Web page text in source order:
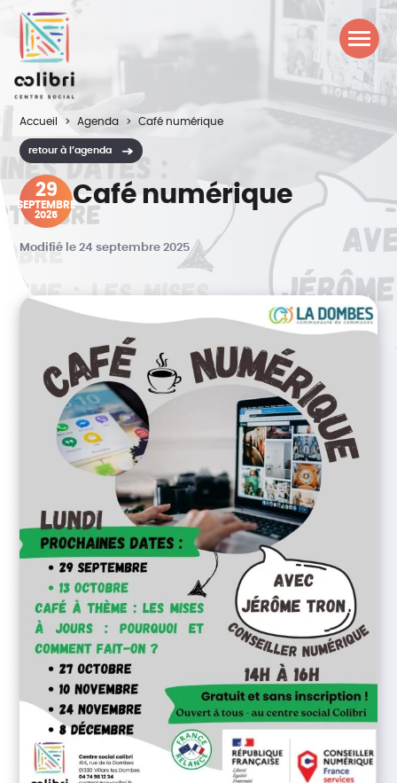
Accueil Agenda Café numérique
retour à l’agenda
29
SEPTEMBRE
2025
Café numérique
Modifié le 24 septembre 2025